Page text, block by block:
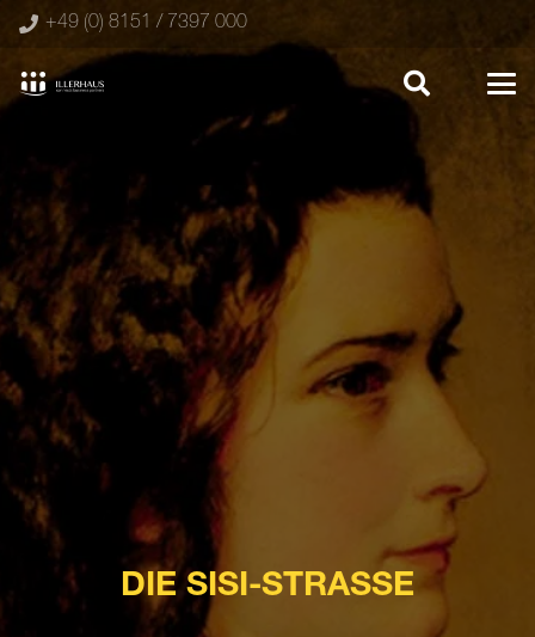
+49 (0) 8151 / 7397 000
DIE SISI-STRASSE